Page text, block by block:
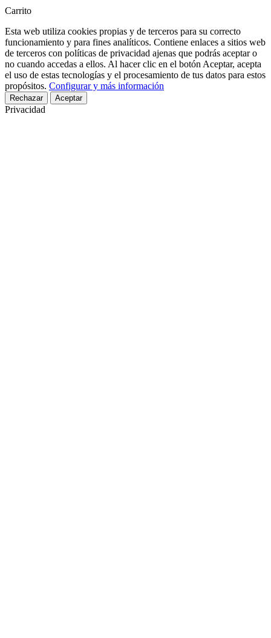
Carrito
Esta web utiliza cookies propias y de terceros para su correcto
funcionamiento y para fines analíticos. Contiene enlaces a sitios web
de terceros con políticas de privacidad ajenas que podrás aceptar o
no cuando accedas a ellos. Al hacer clic en el botón Aceptar, acepta
el uso de estas tecnologías y el procesamiento de tus datos para estos
propósitos. Configurar y más información
Rechazar Aceptar
Privacidad